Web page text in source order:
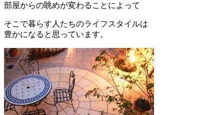
部屋からの眺めが変わることによって
そこで暮らす人たちのライフスタイルは
豊かになると思っています。